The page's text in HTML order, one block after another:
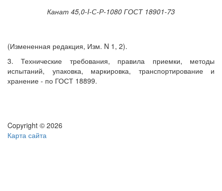
Канат 45,0-I-С-Р-1080 ГОСТ 18901-73
(Измененная редакция, Изм. N 1, 2).
3. Технические требования, правила приемки, методы
испытаний, упаковка, маркировка, транспортирование и
хранение - по ГОСТ 18899.
Copyright © 2026
Карта сайта